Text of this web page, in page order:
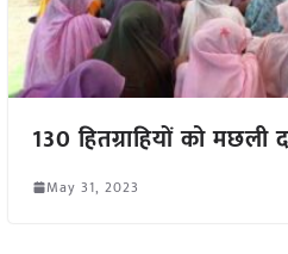
130 हितग्राहियों को
May 31, 2023